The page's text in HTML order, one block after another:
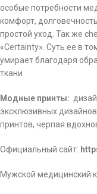
особые потребности
комфорт,
простой уход. Так же
«Certainty». Суть ее в
умирает благодаря
ткани
Модные принты:
эксклюзивных
принтов, черпая
Официальный сайт:
Мужской медицинский